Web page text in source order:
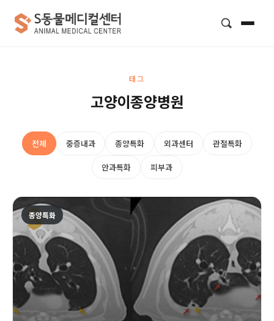
태그
고양이종양병원
전체 중증내과 종양특화 외과센터 관절특화
안과특화 피부과
종양특화